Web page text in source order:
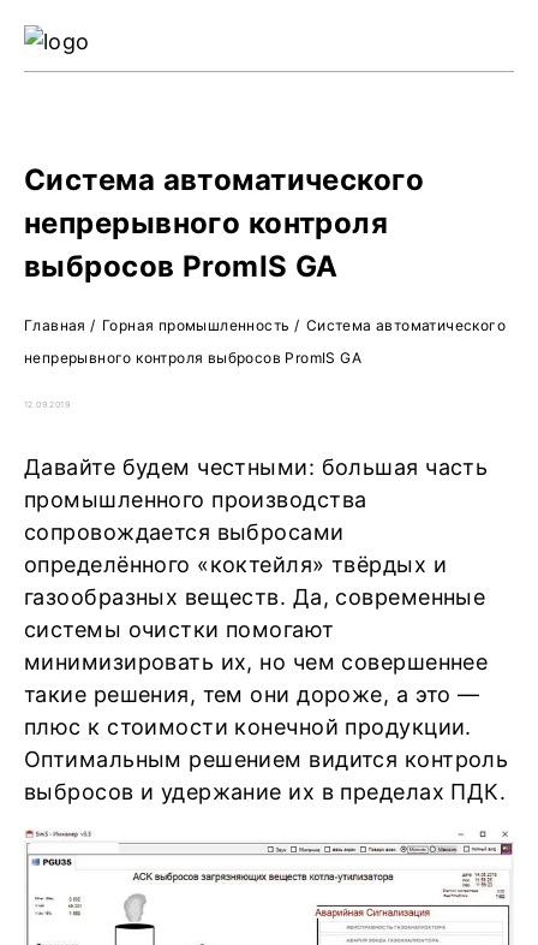
Система автоматического
непрерывного контроля
выбросов PromIS GA
Главная / Горная промышленность / Система автоматического
непрерывного контроля выбросов PromIS GA
12.09.2019
Давайте будем честными: большая часть
промышленного производства
сопровождается выбросами
определённого «коктейля» твёрдых и
газообразных веществ. Да, современные
системы очистки помогают
минимизировать их, но чем совершеннее
такие решения, тем они дороже, а это —
плюс к стоимости конечной продукции.
Оптимальным решением видится контроль
выбросов и удержание их в пределах ПДК.